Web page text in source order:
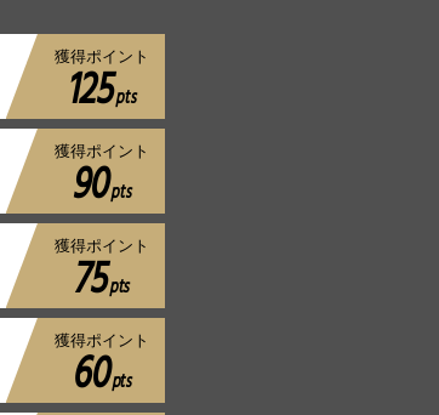
獲得ポイント
125pts
獲得ポイント
90pts
獲得ポイント
75pts
獲得ポイント
60pts